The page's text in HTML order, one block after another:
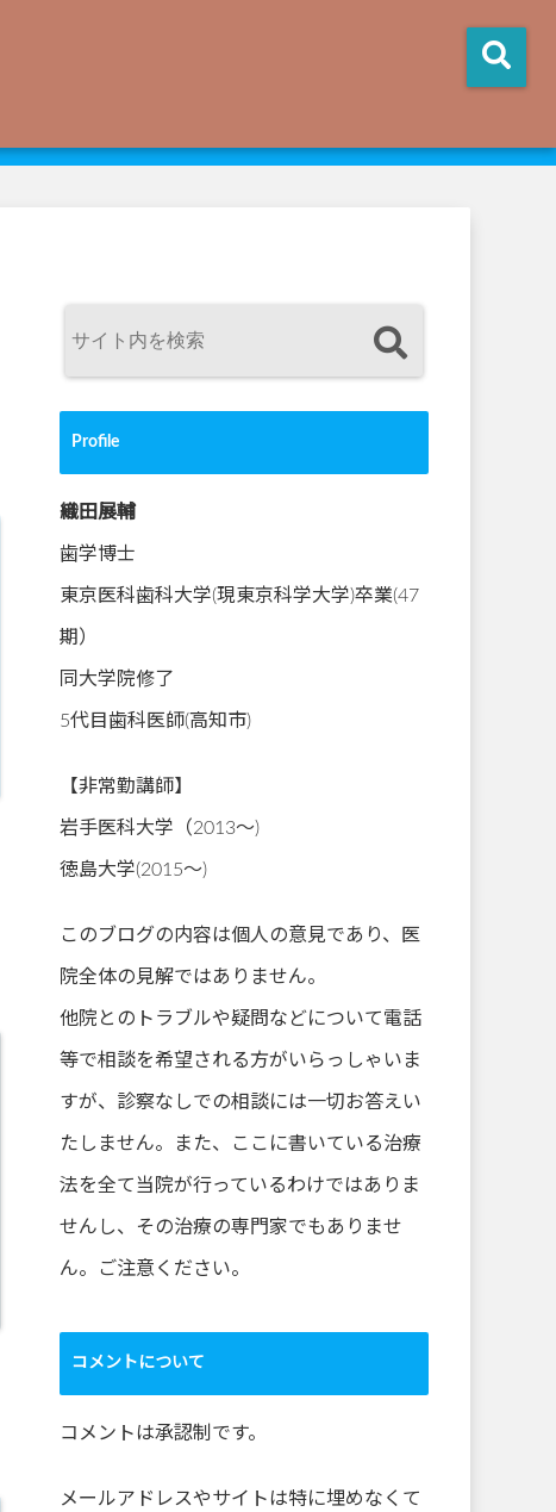
Profile
織田展輔
歯学博士
東京医科歯科大学(現東京科学大学)卒業(47
期）
同大学院修了
5代目歯科医師(高知市)
【非常勤講師】
岩手医科大学（2013～)
徳島大学(2015～)
このブログの内容は個人の意見であり、医
院全体の見解ではありません。
他院とのトラブルや疑問などについて電話
等で相談を希望される方がいらっしゃいま
すが、診察なしでの相談には一切お答えい
たしません。また、ここに書いている治療
法を全て当院が行っているわけではありま
せんし、その治療の専門家でもありませ
ん。ご注意ください。
コメントについて
コメントは承認制です。
メールアドレスやサイトは特に埋めなくて